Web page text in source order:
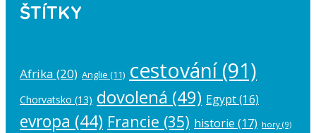
ŠTÍTKY
Afrika (20) Anglie (11) cestování(91)
Chorvatsko (13) dovolená (49) Egypt(16)
evropa (44) Francie (35) historie (17) hory (9)